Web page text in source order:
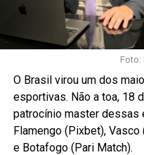
Foto:
O Brasil virou um dos
esportivas. Não a toa, 18
patrocínio master dessas
Flamengo (Pixbet),
e Botafogo (Pari Match).